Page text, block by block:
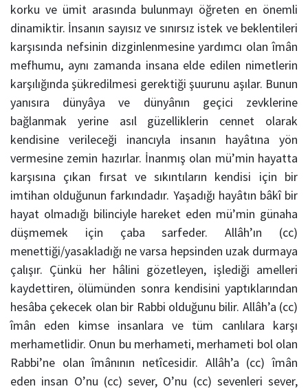
korku ve ümit arasında bulunmayı öğreten en önemli
dinamiktir. İnsanın sayısız ve sınırsız istek ve beklentileri
karşısında nefsinin dizginlenmesine yardımcı olan îmân
mefhumu, aynı zamanda insana elde edilen nimetlerin
karşılığında şükredilmesi gerektiği şuurunu aşılar. Bunun
yanısıra dünyâya ve dünyânın geçici zevklerine
bağlanmak yerine asıl güzelliklerin cennet olarak
kendisine verileceği inancıyla insanın hayâtına yön
vermesine zemin hazırlar. İnanmış olan mü’min hayatta
karşısına çıkan fırsat ve sıkıntıların kendisi için bir
imtihan olduğunun farkındadır. Yaşadığı hayâtın bâkî bir
hayat olmadığı bilinciyle hareket eden mü’min günaha
düşmemek için çaba sarfeder. Allâh’ın (cc)
menettiği/yasakladığı ne varsa hepsinden uzak durmaya
çalışır. Çünkü her hâlini gözetleyen, işlediği amelleri
kaydettiren, ölümünden sonra kendisini yaptıklarından
hesâba çekecek olan bir Rabbi olduğunu bilir. Allâh’a (cc)
îmân eden kimse insanlara ve tüm canlılara karşı
merhametlidir. Onun bu merhameti, merhameti bol olan
Rabbi’ne olan îmânının netîcesidir. Allâh’a (cc) îmân
eden insan O’nu (cc) sever, O’nu (cc) sevenleri sever,